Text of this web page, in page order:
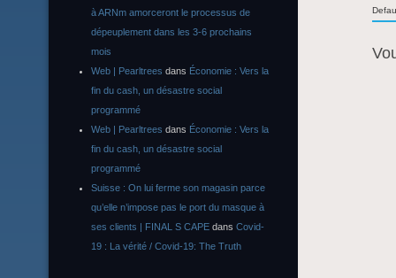
à ARNm amorceront le processus de
dépeuplement dans les 3-6 prochains
mois
Web | Pearltrees dans Économie : Vers la
fin du cash, un désastre social
programmé
Web | Pearltrees dans Économie : Vers la
fin du cash, un désastre social
programmé
Suisse : On lui ferme son magasin parce
qu’elle n’impose pas le port du masque à
ses clients | FINAL S CAPE dans Covid-
19 : La vérité / Covid-19: The Truth